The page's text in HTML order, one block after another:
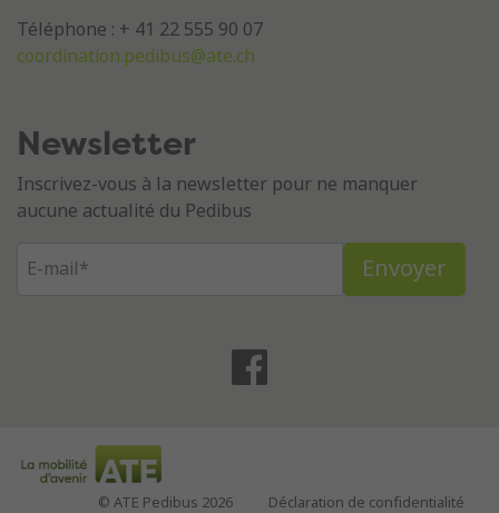
Téléphone : + 41 22 555 90 07
coordination.pedibus@ate.ch
Newsletter
Inscrivez-vous à la newsletter pour ne manquer
aucune actualité du Pedibus
© ATE Pedibus 2026 Déclaration de confidentialité